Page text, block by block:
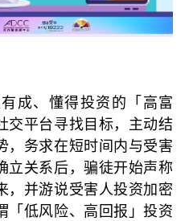
成、懂得投资的「高富
交平台寻找目标，主动结
，务求在短时间内与受害
立关系后，骗徒开始声称
，并游说受害人投资加密
「低风险、高回报」投资